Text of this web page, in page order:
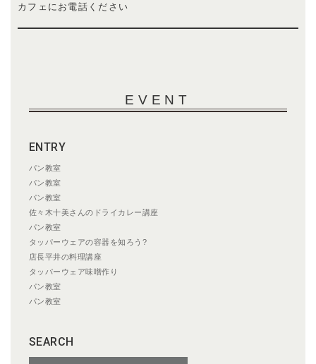
カフェにお電話ください
EVENT
ENTRY
パン教室
パン教室
パン教室
佐々木十美さんのドライカレー講座
パン教室
タッパーウェアの容器を知ろう?
店長平井の料理講座
タッパーウェア味噌作り
パン教室
パン教室
SEARCH